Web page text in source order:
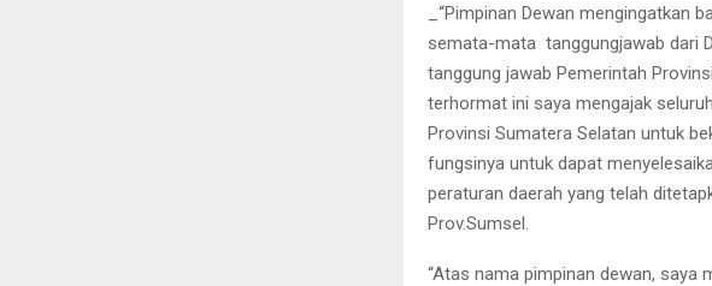
_“Pimpinan Dewan mengingatkan
semata-mata tanggungjawab dari
tanggung jawab Pemerintah
terhormat ini saya mengajak
Provinsi Sumatera Selatan untuk
fungsinya untuk dapat
peraturan daerah yang telah
Prov.Sumsel.
“Atas nama pimpinan dewan, saya